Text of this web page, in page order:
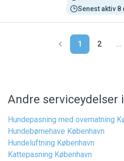
Senest aktiv 8
1 2 ...
Andre serviceydelser
Hundepasning med overnatning
Hundebørnehave København
Hundeluftning København
Kattepasning København